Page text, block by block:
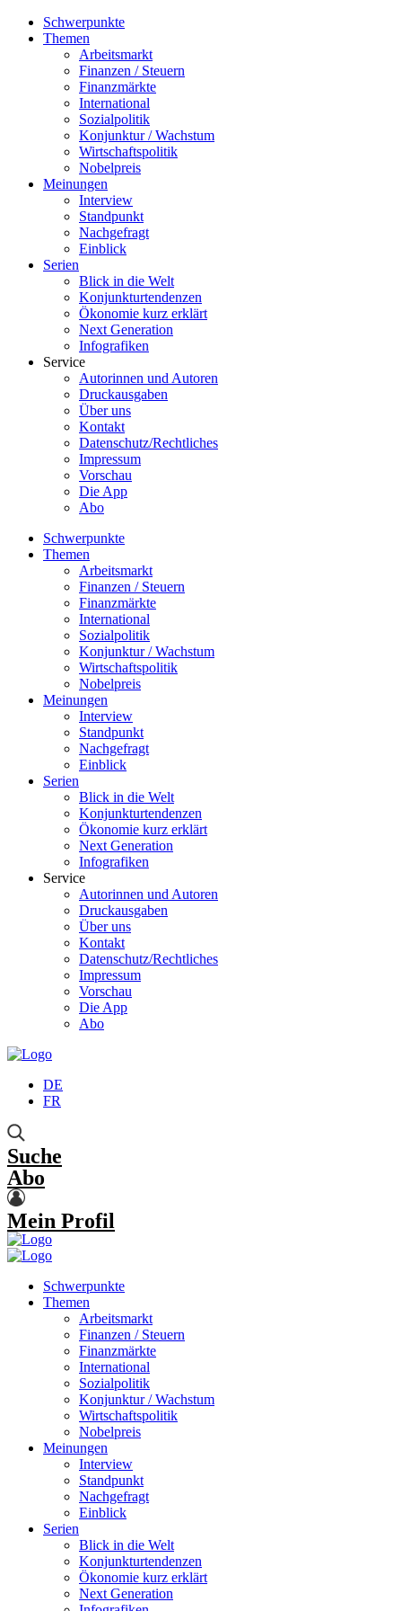
Schwerpunkte
Themen
Arbeitsmarkt
Finanzen / Steuern
Finanzmärkte
International
Sozialpolitik
Konjunktur / Wachstum
Wirtschaftspolitik
Nobelpreis
Meinungen
Interview
Standpunkt
Nachgefragt
Einblick
Serien
Blick in die Welt
Konjunkturtendenzen
Ökonomie kurz erklärt
Next Generation
Infografiken
Service
Autorinnen und Autoren
Druckausgaben
Über uns
Kontakt
Datenschutz/Rechtliches
Impressum
Vorschau
Die App
Abo
Schwerpunkte
Themen
Arbeitsmarkt
Finanzen / Steuern
Finanzmärkte
International
Sozialpolitik
Konjunktur / Wachstum
Wirtschaftspolitik
Nobelpreis
Meinungen
Interview
Standpunkt
Nachgefragt
Einblick
Serien
Blick in die Welt
Konjunkturtendenzen
Ökonomie kurz erklärt
Next Generation
Infografiken
Service
Autorinnen und Autoren
Druckausgaben
Über uns
Kontakt
Datenschutz/Rechtliches
Impressum
Vorschau
Die App
Abo
DE
FR
Suche
Abo
Mein Profil
Schwerpunkte
Themen
Arbeitsmarkt
Finanzen / Steuern
Finanzmärkte
International
Sozialpolitik
Konjunktur / Wachstum
Wirtschaftspolitik
Nobelpreis
Meinungen
Interview
Standpunkt
Nachgefragt
Einblick
Serien
Blick in die Welt
Konjunkturtendenzen
Ökonomie kurz erklärt
Next Generation